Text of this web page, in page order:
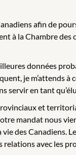
afin de
à la Chambre
données
je m’attends à
servir en tant
et
mandat nous
des Canadiens.
avec les